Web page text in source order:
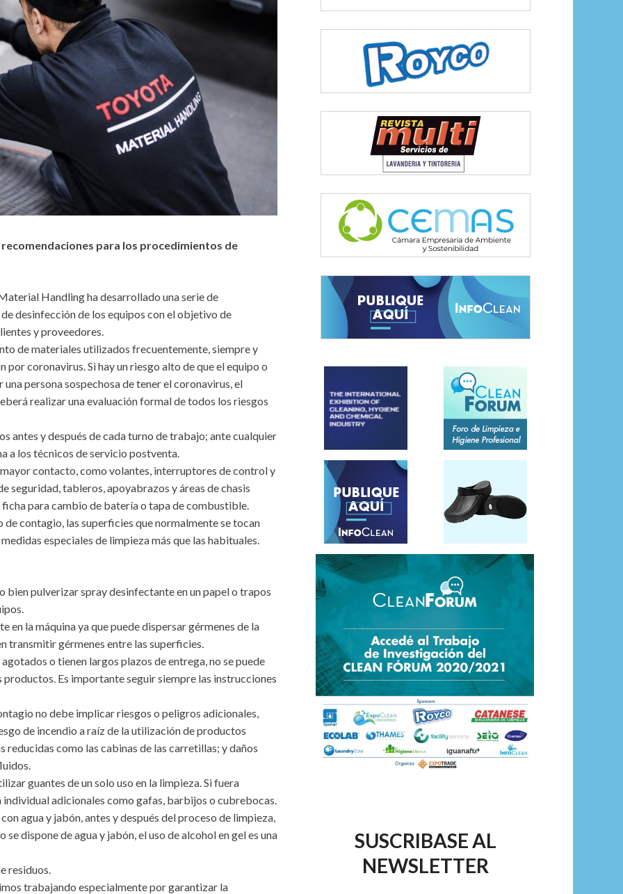
para los procedimientos de
Handling ha desarrollado una serie de
desinfección de los equipos con el objetivo de
y proveedores.
de materiales utilizados frecuentemente, siempre y
coronavirus. Si hay un riesgo alto de que el equipo o
persona sospechosa de tener el coronavirus, el
realizar una evaluación formal de todos los riesgos
antes y después de cada turno de trabajo; ante cualquier
a los técnicos de servicio postventa.
contacto, como volantes, interruptores de control y
seguridad, tableros, apoyabrazos y áreas de chasis
para cambio de batería o tapa de combustible.
contagio, las superficies que normalmente se tocan
especiales de limpieza más que las habituales.
pulverizar spray desinfectante en un papel o trapos
en la máquina ya que puede dispersar gérmenes de la
transmitir gérmenes entre las superficies.
o tienen largos plazos de entrega, no se puede
Es importante seguir siempre las instrucciones
no debe implicar riesgos o peligros adicionales,
de incendio a raíz de la utilización de productos
como las cabinas de las carretillas; y daños
guantes de un solo uso en la limpieza. Si fuera
adicionales como gafas, barbijos o cubrebocas.
agua y jabón, antes y después del proceso de limpieza,
dispone de agua y jabón, el uso de alcohol en gel es una
residuos.
trabajando especialmente por garantizar la
SUSCRIBASE AL
NEWSLETTER